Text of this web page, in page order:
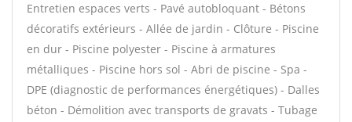
Entretien espaces verts - Pavé autobloquant - Bétons
décoratifs extérieurs - Allée de jardin - Clôture - Piscine
en dur - Piscine polyester - Piscine à armatures
métalliques - Piscine hors sol - Abri de piscine - Spa -
DPE (diagnostic de performances énergétiques) - Dalles
béton - Démolition avec transports de gravats - Tubage